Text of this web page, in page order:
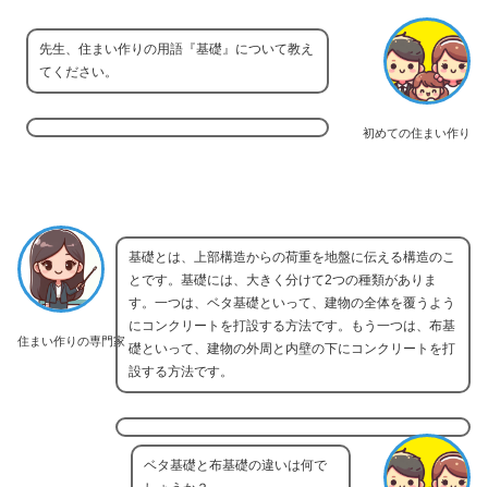
初めての住まい作り
先生、住まい作りの用語『基礎』について教え
てください。
住まい作りの専門家
基礎とは、上部構造からの荷重を地盤に伝える構造のこ
とです。基礎には、大きく分けて2つの種類がありま
す。一つは、ベタ基礎といって、建物の全体を覆うよう
にコンクリートを打設する方法です。もう一つは、布基
礎といって、建物の外周と内壁の下にコンクリートを打
設する方法です。
ベタ基礎と布基礎の違いは何で